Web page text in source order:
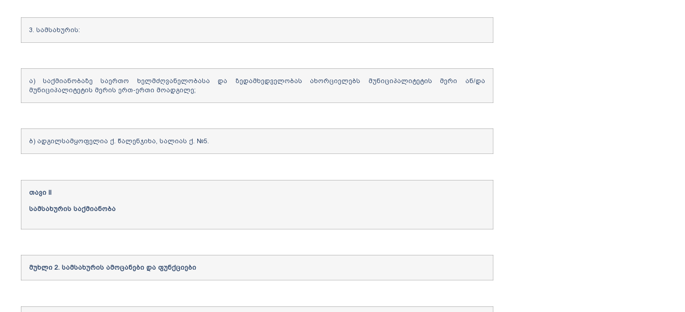
3. სამსახურის:
ა) საქმიანობაზე საერთო ხელმძღვანელობასა და ზედამხედველობას ახორციელებს მუნიციპალიტეტის მერი ან/და
მუნიციპალიტეტის მერის ერთ-ერთი მოადგილე;
ბ) ადგილსამყოფელია ქ. წალენჯიხა, სალიას ქ. №5.
თავიII
სამსახურის საქმიანობა
მუხლი2. სამსახურის ამოცანები და ფუნქციები